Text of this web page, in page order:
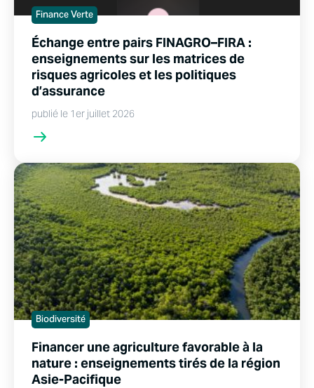
Finance Verte
Échange entre pairs FINAGRO–FIRA :
enseignements sur les matrices de
risques agricoles et les politiques
d’assurance
publié le 1er juillet 2026
Biodiversité
Financer une agriculture favorable à la
nature : enseignements tirés de la région
Asie-Pacifique